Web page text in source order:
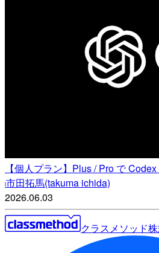
【個人プラン】Plus / Pro で
i市田拓馬(takuma ichida)
2026.06.03
クラスメソッド